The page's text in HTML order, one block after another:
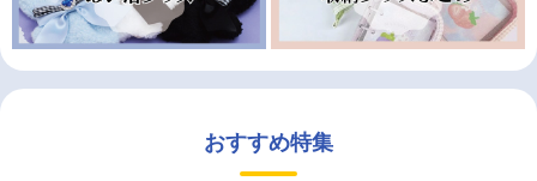
おすすめ特集